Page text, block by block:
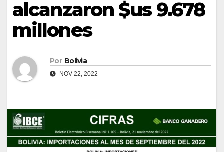
alcanzaron $us 9.678
millones
Por Bolivia
NOV 22, 2022